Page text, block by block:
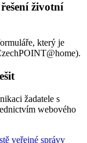
životní
který je
žadatele s
webového
veřejné správy